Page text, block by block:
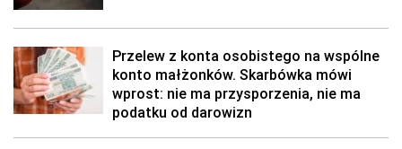
Przelew z konta osobistego na wspólne
konto małżonków. Skarbówka mówi
wprost: nie ma przysporzenia, nie ma
podatku od darowizn